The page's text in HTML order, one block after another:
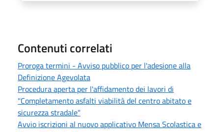
Contenuti correlati
Proroga termini - Avviso pubblico per l'adesione alla
Definizione Agevolata
Procedura aperta per l'affidamento dei lavori di
"Completamento asfalti viabilità del centro abitato e
sicurezza stradale"
Avvio iscrizioni al nuovo applicativo Mensa Scolastica e